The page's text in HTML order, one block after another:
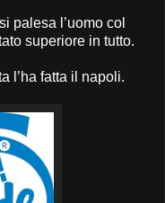
palesa l’uomo col
superiore in tutto.
l’ha fatta il napoli.